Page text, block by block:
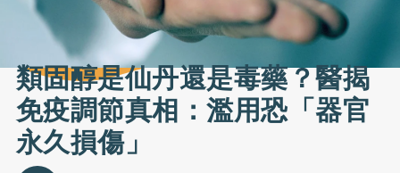
類固醇是仙丹還是毒藥？醫揭
免疫調節真相：濫用恐「器官
永久損傷」